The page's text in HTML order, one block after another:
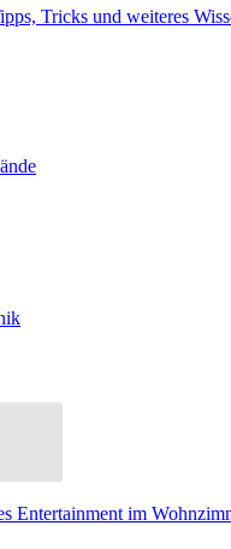
Tricks und weiteres
Entertainment im